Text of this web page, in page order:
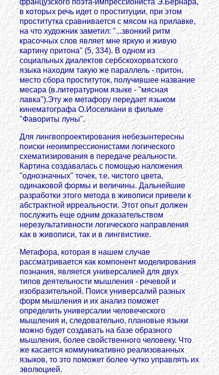
французского поэта-импрессиониста Э.Бернара,
в которых речь идет о проституции, при этом
проститутка сравнивается с мясом на прилавке,
на что художник заметил: "...звонкий ритм
красочных слов являет мне яркую и живую
картину притона" (5, 334). В одном из
социальных диалектов сербскохорватского
языка находим такую же параллель - притон,
место сбора проституток, получившее название
месара (в.литературном языке - "мясная
лавка").Эту же метафору передает языком
кинематографа О.Иоселиани в фильме
"Фавориты луны".
Для лингвопроектирования небезынтересны
поиски неоимпрессионистами логического
схематизирования в передаче реальности.
Картина создавалась с помощью наложения
"однозначных" точек, т.е. чистого цвета,
одинаковой формы и величины. Дальнейшие
разработки этого метода в живописи привели к
абстрактной ирреальности. Этот опыт должен
послужить еще одним доказательством
нерезультативности логического направления
как в живописи, так и в лингвистике.
Метафора, которая в нашем случае
рассматривается как компонент моделирования
познания, является универсалией для двух
типов деятельности мышления - речевой и
изобразительной. Поиск универсалий разных
форм мышления и их анализ поможет
определить универсалии человеческого
мышления и, следовательно, плановые языки
можно будет создавать на базе образного
мышления, более свойственного человеку. Что
же касается коммуникативно реализованных
языков, то это поможет более чутко управлять их
эволюцией.